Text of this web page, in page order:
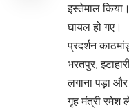
इस्तेमाल
घायल हो गए।
प्रदर्शन
भरतपुर,
लगाना पड़ा
गृह मंत्री रमेश